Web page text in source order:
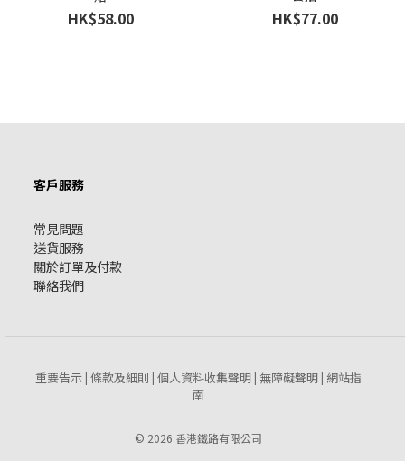
HK$58.00 HK$77.00
客戶服務
常見問題
送貨服務
關於訂單及付款
聯絡我們
重要告示| 條款及細則 | 個人資料收集聲明| 無障礙聲明| 網站指
南
© 2026 香港鐵路有限公司